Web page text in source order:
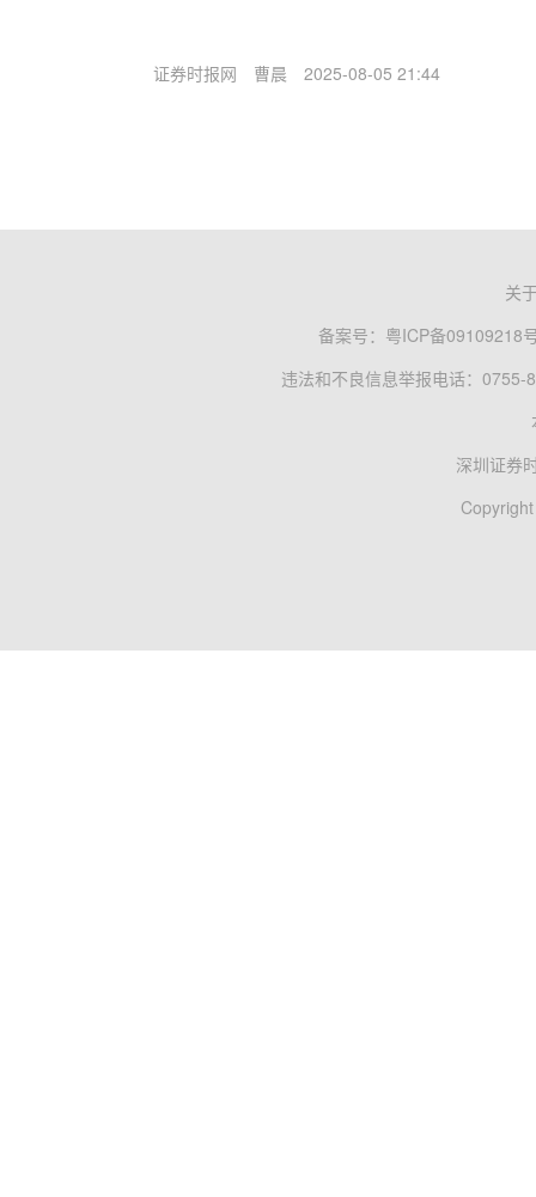
证券时报网 曹晨 2025-08-05 21:44
关
备案号： 粤ICP备09109218
违法和不良信息举报电话：0755-
深圳证券